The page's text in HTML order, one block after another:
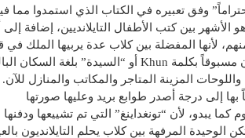
وفق تعبيره في الكتاب الذي استمدوا مما
الأشهر بين كتب الأطفال التايلانديين، إضافة إلى
لأنها المفضلة بين كلاب عدة يربيها الملك في
المزينة المتاجر والمكاتب والمنازل للآن.
بها إلى درجة أصدر طوابع بريد وعليها صورتها
كما يبدو، لأن “تونغداينغ” التي تم تشييعها ودفنها
حداد استمر 3 أيام، لم تكن الوحيدة المرفهة بين كلاب يحلم